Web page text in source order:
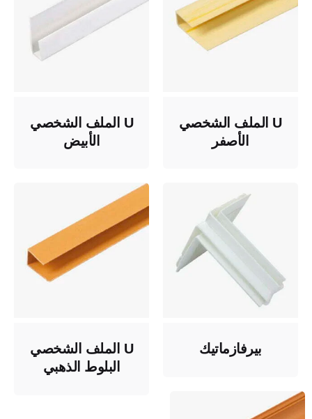
U الملف الشخصي
الأبيض
U الملف الشخصي
الأصفر
U الملف الشخصي
البلوط الذهبي
بيرفازماتيك